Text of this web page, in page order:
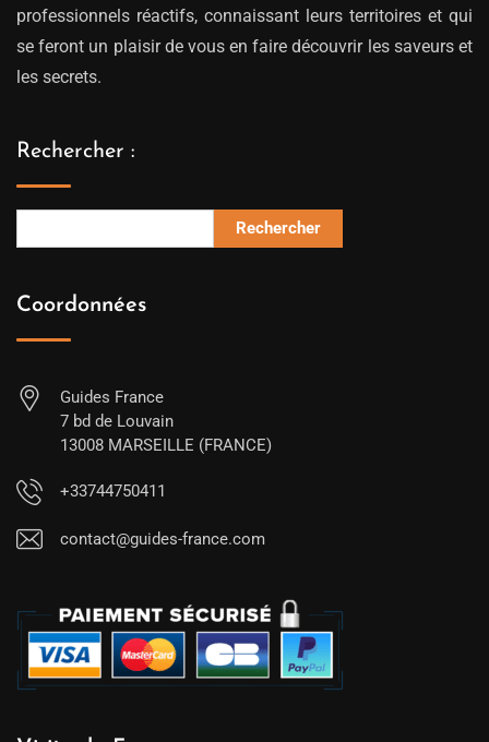
professionnels réactifs, connaissant leurs territoires et qui
se feront un plaisir de vous en faire découvrir les saveurs et
les secrets.
Rechercher :
Rechercher
Coordonnées
Guides France
7 bd de Louvain
13008 MARSEILLE (FRANCE)
+33744750411
contact@guides-france.com